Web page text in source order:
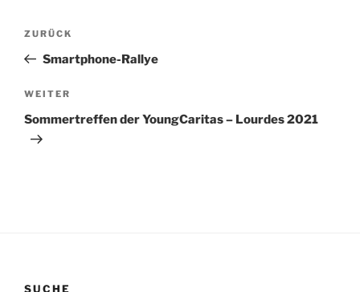
Beitragsnavigation
Vorheriger
Beitrag
ZURÜCK
Smartphone-Rallye
Nächster
Beitrag
WEITER
Sommertreffen der YoungCaritas – Lourdes 2021
SUCHE